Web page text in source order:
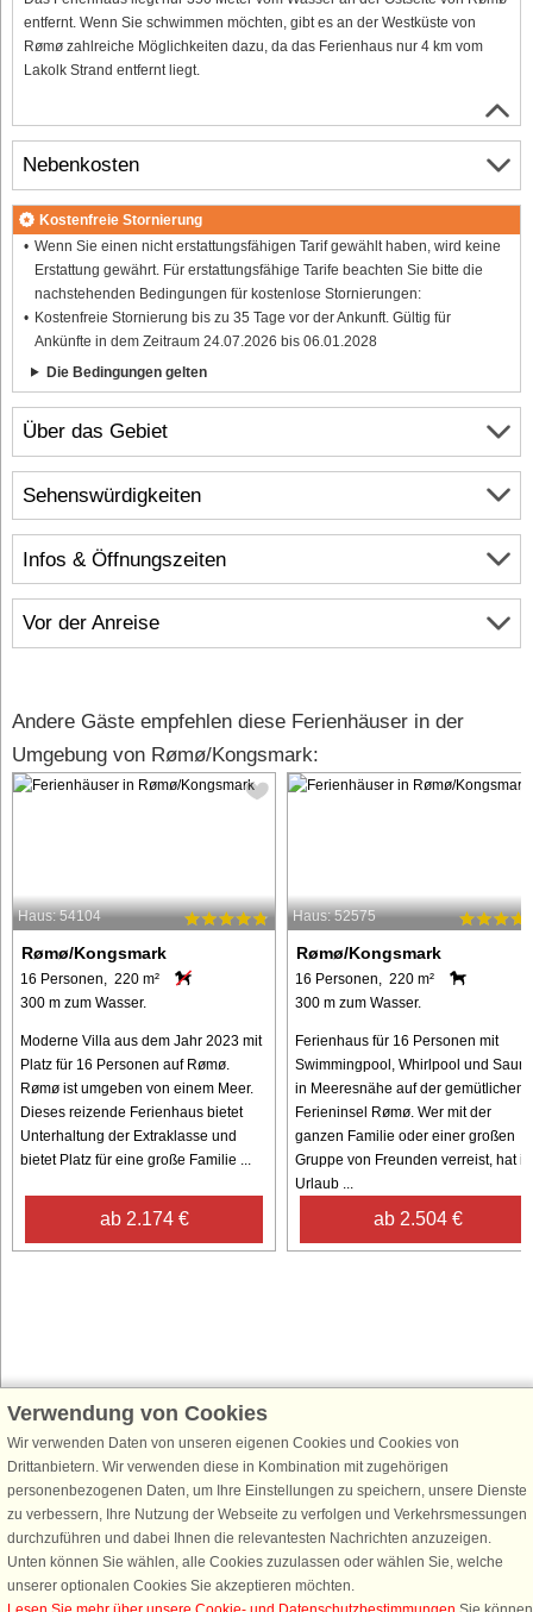
entfernt. Wenn Sie schwimmen möchten, gibt es an der Westküste von
Rømø zahlreiche Möglichkeiten dazu, da das Ferienhaus nur 4 km vom
Lakolk Strand entfernt liegt.
Über das Gebiet
Infos & Öffnungszeiten
Vor der Anreise
Nebenkosten
Kostenfreie Stornierung
Wenn Sie einen nicht erstattungsfähigen Tarif gewählt haben, wird keine
Erstattung gewährt. Für erstattungsfähige Tarife beachten Sie bitte die
nachstehenden Bedingungen für kostenlose Stornierungen:
Kostenfreie Stornierung bis zu 35 Tage vor der Ankunft. Gültig für
Ankünfte in dem Zeitraum 24.07.2026 bis 06.01.2028
Die Bedingungen gelten
Sehenswürdigkeiten
Andere Gäste empfehlen diese Ferienhäuser in der
Umgebung von Rømø/Kongsmark:
Haus: 54104
Rømø/Kongsmark
16 Personen, 220 m²
300 m zum Wasser.
Moderne Villa aus dem Jahr 2023 mit
Platz für 16 Personen auf Rømø.
Rømø ist umgeben von einem Meer.
Dieses reizende Ferienhaus bietet
Unterhaltung der Extraklasse und
bietet Platz für eine große Familie ...
ab 2.174 €
Haus: 52575
Rømø/Kongsmark
16 Personen, 220 m²
300 m zum Wasser.
Ferienhaus für 16 Personen mit
Swimmingpool, Whirlpool und
in Meeresnähe auf der gemütlichen
Ferieninsel Rømø. Wer mit der
ganzen Familie oder einer großen
Gruppe von Freunden verreist, hat
Urlaub ...
ab 2.504 €
Schließen Sie sich 100.000 Ferienhaus-Fans an
Erhalten Sie einenWillkommensgutschein von 25 € für Ihren nächsten
Ferienhausurlaub - melden Sie sich einfach für den DanCenter Newsletter
an. Verpassen Sie nie wieder exklusive Angebote, Gewinnspiele und
Urlaubstipps!
Verwendung von Cookies
Wir verwenden Daten von unseren eigenen Cookies und Cookies von
Drittanbietern. Wir verwenden diese in Kombination mit zugehörigen
personenbezogenen Daten, um Ihre Einstellungen zu speichern, unsere Dienste
zu verbessern, Ihre Nutzung der Webseite zu verfolgen und Verkehrsmessungen
durchzuführen und dabei Ihnen die relevantesten Nachrichten anzuzeigen.
Unten können Sie wählen, alle Cookies zuzulassen oder wählen Sie, welche
unserer optionalen Cookies Sie akzeptieren möchten.